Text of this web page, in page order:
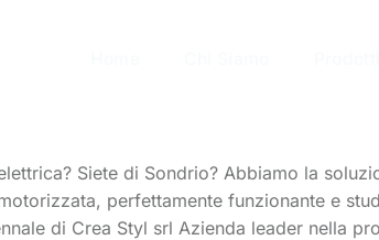
Siete di Sondrio? Abbiamo la
perfettamente funzionante e
di Crea Styl srl Azienda leader nella